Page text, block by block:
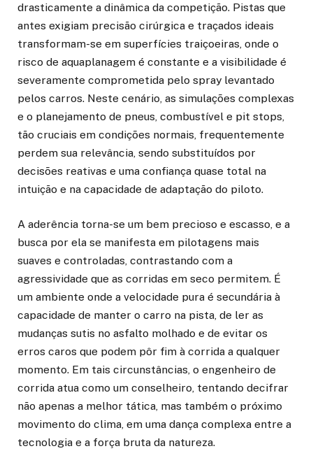
drasticamente a dinâmica da competição. Pistas que
antes exigiam precisão cirúrgica e traçados ideais
transformam-se em superfícies traiçoeiras, onde o
risco de aquaplanagem é constante e a visibilidade é
severamente comprometida pelo spray levantado
pelos carros. Neste cenário, as simulações complexas
e o planejamento de pneus, combustível e pit stops,
tão cruciais em condições normais, frequentemente
perdem sua relevância, sendo substituídos por
decisões reativas e uma confiança quase total na
intuição e na capacidade de adaptação do piloto.
A aderência torna-se um bem precioso e escasso, e a
busca por ela se manifesta em pilotagens mais
suaves e controladas, contrastando com a
agressividade que as corridas em seco permitem. É
um ambiente onde a velocidade pura é secundária à
capacidade de manter o carro na pista, de ler as
mudanças sutis no asfalto molhado e de evitar os
erros caros que podem pôr fim à corrida a qualquer
momento. Em tais circunstâncias, o engenheiro de
corrida atua como um conselheiro, tentando decifrar
não apenas a melhor tática, mas também o próximo
movimento do clima, em uma dança complexa entre a
tecnologia e a força bruta da natureza.